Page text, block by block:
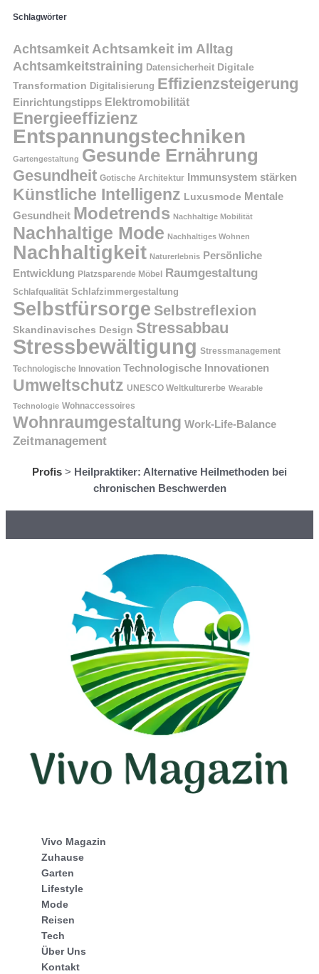
Schlagwörter
Achtsamkeit Achtsamkeit im Alltag
Achtsamkeitstraining Datensicherheit Digitale
Transformation Digitalisierung Effizienzsteigerung
Einrichtungstipps Elektromobilität
Energieeffizienz
Entspannungstechniken
Gartengestaltung Gesunde Ernährung
Gesundheit Gotische Architektur Immunsystem stärken
Künstliche Intelligenz Luxusmode Mentale
Gesundheit Modetrends Nachhaltige Mobilität
Nachhaltige Mode Nachhaltiges Wohnen
Nachhaltigkeit Naturerlebnis Persönliche
Entwicklung Platzsparende Möbel Raumgestaltung
Schlafqualität Schlafzimmergestaltung
Selbstfürsorge Selbstreflexion
Skandinavisches Design Stressabbau
Stressbewältigung Stressmanagement
Technologische Innovation Technologische Innovationen
Umweltschutz UNESCO Weltkulturerbe Wearable
Technologie Wohnaccessoires
Wohnraumgestaltung Work-Life-Balance
Zeitmanagement
Profis > Heilpraktiker: Alternative Heilmethoden bei
chronischen Beschwerden
Vivo Magazin
Zuhause
Garten
Lifestyle
Mode
Reisen
Tech
Über Uns
Kontakt